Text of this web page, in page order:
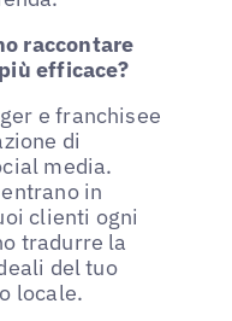
raccontare
efficace?
e franchisee
di
media.
in
clienti ogni
tradurre la
del tuo
locale.